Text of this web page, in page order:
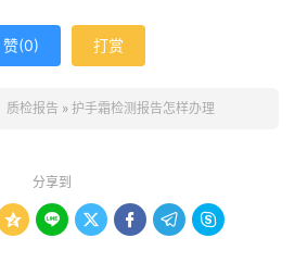
赞(0) 打赏
质检报告 » 护手霜检测报告怎样办理
分享到
     